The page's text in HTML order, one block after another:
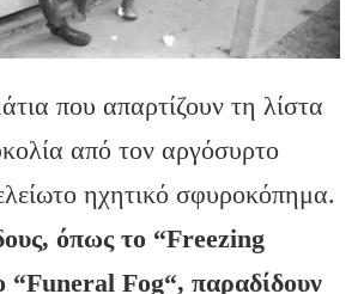
που απαρτίζουν τη λίστα
από τον αργόσυρτο
ηχητικό σφυροκόπημα.
όπως το “Freezing
“Funeral Fog“, παραδίδουν